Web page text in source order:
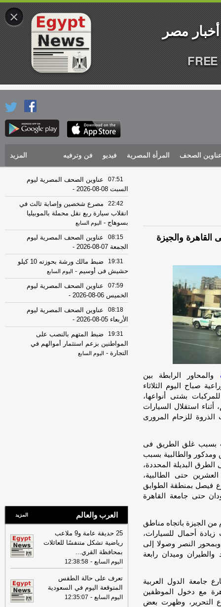
الصحف المرأة المصرية فيديو فن وترفيه المزيد
والجيزة
والمحاور الرابطة بين
صباح اليوم الثلاثاء
بشتى أنواعها،
استقلال السيارات
للزحام المرورى
بسبب غلق الطريق فى
والطالبية بسبب
الطرق البديلة المحددة،
حتى الطالبية،
فيصل بمنطقة الطوابق
حتى جامعة القاهرة
من الجيزة باتجاه مناطق
أحمال للسيارات،
النصر وصولا إلى
وميدان رابعة
جامعة الدول العربية
مع دخول الموظفين
التحرير، وظهرت بعض
07:51
عناوين الصحف المصرية ليوم
السبت 08-08-2026
-
22:42
مصرع شخصين وإصابة ثالث في
انقلاب سيارة ربع نقل محملة بالموبيليا
بسوهاج - اليوم السابع
08:15
عناوين الصحف المصرية ليوم
الجمعة 07-08-2026
-
19:31
ضبط مالك ورشة بحوزته 10 كيلو
حشيش فى أوسيم - اليوم السابع
07:59
عناوين الصحف المصرية ليوم
الخميس 06-08-2026
-
08:18
عناوين الصحف المصرية ليوم
الأربعاء 05-08-2026
-
19:31
ضبط المتهم بالنصب على
المواطنين بزعم استثمار أموالهم في
التجارة - اليوم السابع
08:07
عناوين الصحف المصرية ليوم
الأحد 02-08-2026
-
07:24
عناوين الصحف المصرية ليوم
السبت 01-08-2026
16:22
ترامب: ضرباتنا ضد إيران
مستمرة ولن يكون أمامها سوى التراجع
لبنانون 24
12:46
وفاة والد تامر حسني بعد وعكة
العرب والعالم المزيد
25 حديقة عامة و9 ملاعب
رياضية تشكل متنفسًا للعائلات
بمحافظة القري...
اليوم السابع -
12:38:58
تعرف على حالة الطقس
المتوقعة اليوم في السعودية
اليوم السابع -
12:35:07
×